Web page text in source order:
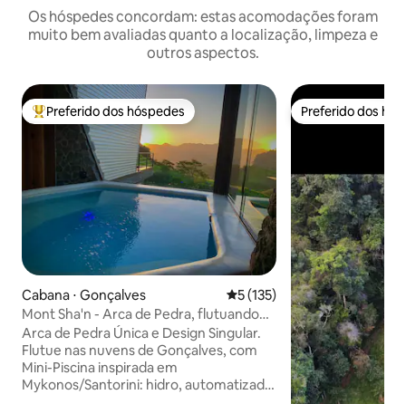
Os hóspedes concordam: estas acomodações foram
muito bem avaliadas quanto a localização, limpeza e
outros aspectos.
Entre os melhores preferidos dos hóspedes
Preferido dos hóspedes
Cabana ⋅ Gonçalves 5 de uma avaliação média de
5 (135)
Mont Sha'n - Arca de Pedra, flutuando
na montanha!
Arca de Pedra Única e Design Singular.
Flutue nas nuvens de Gonçalves, com
Mini-Piscina inspirada em
Mykonos/Santorini: hidro, automatizada
Preferido dos
Preferido dos